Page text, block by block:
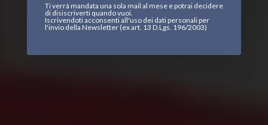
Ti verrà mandata una sola mail al mese e potrai decidere
di disiscriverti quando vuoi.
Iscrivendoti acconsenti all'uso dei dati personali per
l'invio della Newsletter (ex art. 13 D.Lgs. 196/2003)